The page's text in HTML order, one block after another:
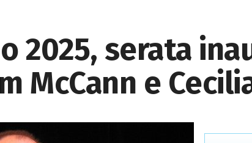
2025, serata
McCann e